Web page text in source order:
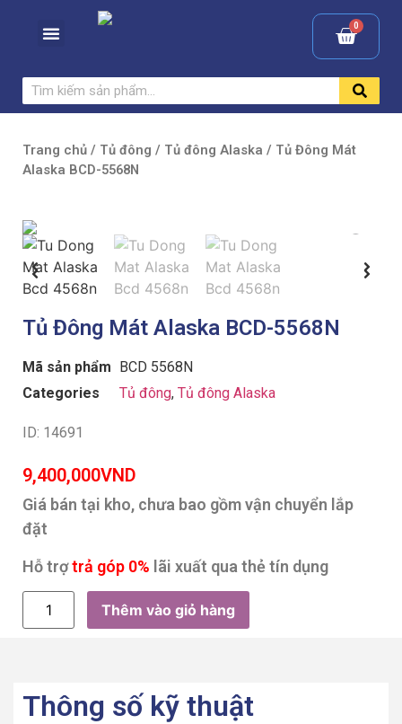
Trang chủ / Tủ đông / Tủ đông Alaska / Tủ Đông Mát
Alaska BCD-5568N
Tủ Đông Mát Alaska BCD-5568N
Mã sản phẩm BCD 5568N
Categories
Tủ đông, Tủ đông Alaska
ID: 14691
9,400,000VND
Giá bán tại kho, chưa bao gồm vận chuyển lắp
đặt
Hỗ trợtrả góp 0% lãi xuất qua thẻ tín dụng
Thêm vào giỏ hàng
Thông số kỹ thuật